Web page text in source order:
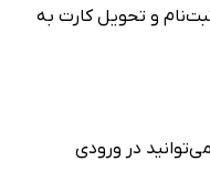
و تحویل کارت به
در ورودی